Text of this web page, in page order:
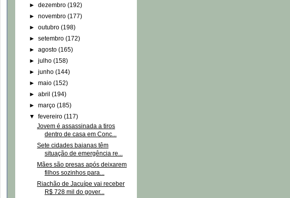
►dezembro(192)
►novembro(177)
►outubro(198)
►setembro(172)
►agosto(165)
►julho(158)
►junho(144)
►maio(152)
►abril(194)
►março(185)
▼fevereiro(117)
Jovem é assassinada a tiros
dentro de casa em Conc...
Sete cidades baianas têm
situação de emergência re...
Mães são presas após deixarem
filhos sozinhos para...
Riachão de Jacuípe vai receber
R$ 728 mil do gover...